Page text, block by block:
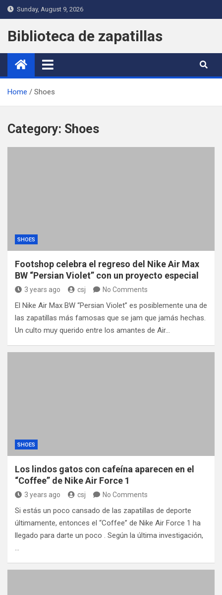
Skip
to
content
Sunday, August 9, 2026
Biblioteca de zapatillas
Home Shoes
Category: Shoes
SHOES
Footshop celebra el regreso del Nike Air Max
BW “Persian Violet” con un proyecto especial
3 years ago csj No Comments
El Nike Air Max BW “Persian Violet” es posiblemente una de
las zapatillas más famosas que se jam que jamás hechas.
Un culto muy querido entre los amantes de Air…
SHOES
Los lindos gatos con cafeína aparecen en el
“Coffee” de Nike Air Force 1
3 years ago csj No Comments
Si estás un poco cansado de las zapatillas de deporte
últimamente, entonces el “Coffee” de Nike Air Force 1 ha
llegado para darte un poco . Según la última investigación,
…